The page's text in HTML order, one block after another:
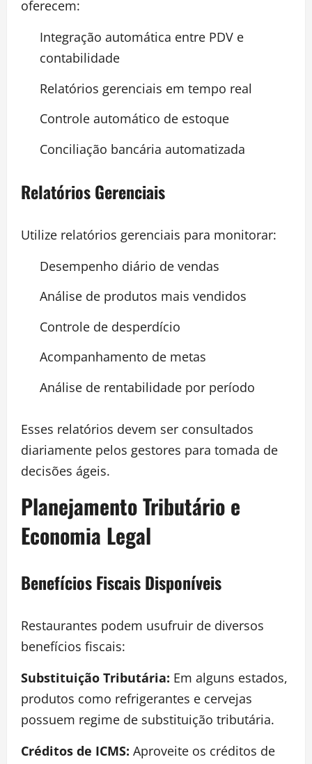
oferecem:
Integração automática entre PDV e
contabilidade
Relatórios gerenciais em tempo real
Controle automático de estoque
Conciliação bancária automatizada
Relatórios Gerenciais
Utilize relatórios gerenciais para monitorar:
Desempenho diário de vendas
Análise de produtos mais vendidos
Controle de desperdício
Acompanhamento de metas
Análise de rentabilidade por período
Esses relatórios devem ser consultados
diariamente pelos gestores para tomada de
decisões ágeis.
Planejamento Tributário e
Economia Legal
Benefícios Fiscais Disponíveis
Restaurantes podem usufruir de diversos
benefícios fiscais:
Substituição Tributária: Em alguns estados,
produtos como refrigerantes e cervejas
possuem regime de substituição tributária.
Créditos de ICMS: Aproveite os créditos de